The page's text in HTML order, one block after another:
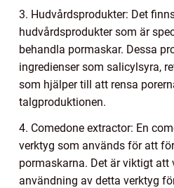
3. Hudvårdsprodukter: Det
hudvårdsprodukter som är
behandla pormaskar. Dessa
ingredienser som salicylsyra,
som hjälper till att rensa
talgproduktionen.
4. Comedone extractor: En
verktyg som används för att
pormaskarna. Det är viktigt att
användning av detta verktyg